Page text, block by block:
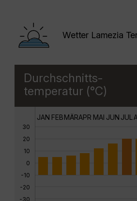
Wetter Lamezia
Durchschnitts-
temperatur (°C)
30
20
10
0
-10
-20
-30
JAN FEBMÄRAPR MAI JUN JUL